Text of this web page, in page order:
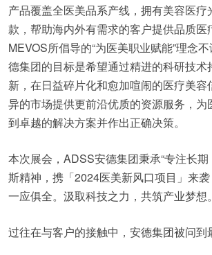
产品覆盖全医美品系产线，拥有美容医疗
款，帮助海内外有需求的客户提供品质医
MEVOS所倡导的“为医美职业赋能”理念
德集团的目标是希望通过精进的科研技术
新，在日益碎片化和愈加喧闹的医疗美容
异的市场提供更前沿优质的资源服务，为
到卓越的解决方案并作出正确决策。
本次展会，ADSS安德集团秉承“专注长期
斯精神，携「2024医美新风口项目」来袭
一应俱全。汲取科技之力，共筑产业梦想。
过往在与客户的接触中，安德集团被问到